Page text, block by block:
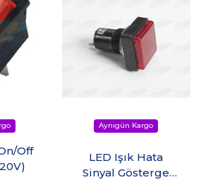
Off
LED Işık Hata
Sinyal Gösterge